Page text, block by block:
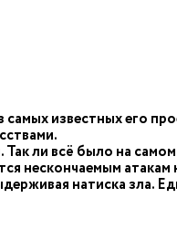
известных его
ли всё было на
нескончаемым
натиска зла.